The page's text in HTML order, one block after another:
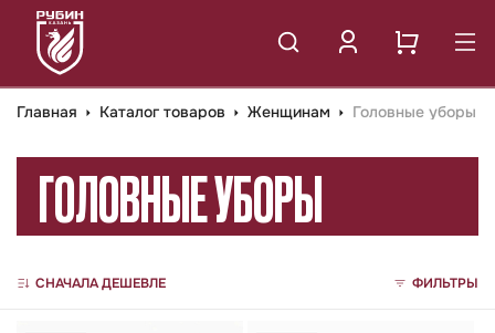
Главная Каталог товаров Женщинам Головные уборы
ГОЛОВНЫЕ УБОРЫ
СНАЧАЛА ДЕШЕВЛЕ ФИЛЬТРЫ